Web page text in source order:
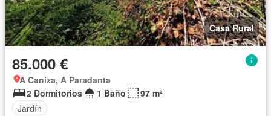
Casa Rural
85.000 €
A Caniza, A Paradanta
2 Dormitorios
1 Baño
97 m²
Jardín